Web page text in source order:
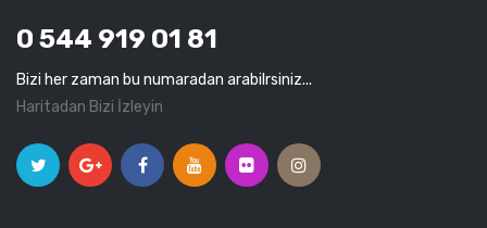
0 544 919 01 81
Bizi her zaman bu numaradan arabilrsiniz...
Haritadan Bizi İzleyin